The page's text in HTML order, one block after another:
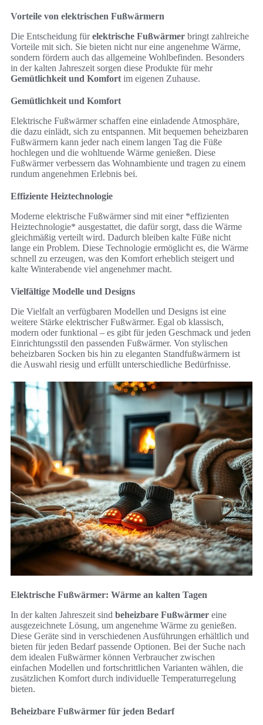
Vorteile von elektrischen Fußwärmern
Die Entscheidung fürelektrische Fußwärmer bringt zahlreiche
Vorteile mit sich. Sie bieten nicht nur eine angenehme Wärme,
sondern fördern auch das allgemeine Wohlbefinden. Besonders
in der kalten Jahreszeit sorgen diese Produkte für mehr
Gemütlichkeit und Komfort im eigenen Zuhause.
Gemütlichkeit und Komfort
Elektrische Fußwärmer schaffen eine einladende Atmosphäre,
die dazu einlädt, sich zu entspannen. Mit bequemen beheizbaren
Fußwärmern kann jeder nach einem langen Tag die Füße
hochlegen und die wohltuende Wärme genießen. Diese
Fußwärmer verbessern das Wohnambiente und tragen zu einem
rundum angenehmen Erlebnis bei.
Effiziente Heiztechnologie
Moderne elektrische Fußwärmer sind mit einer *effizienten
Heiztechnologie* ausgestattet, die dafür sorgt, dass die Wärme
gleichmäßig verteilt wird. Dadurch bleiben kalte Füße nicht
lange ein Problem. Diese Technologie ermöglicht es, die Wärme
schnell zu erzeugen, was den Komfort erheblich steigert und
kalte Winterabende viel angenehmer macht.
Vielfältige Modelle und Designs
Die Vielfalt an verfügbaren Modellen und Designs ist eine
weitere Stärke elektrischer Fußwärmer. Egal ob klassisch,
modern oder funktional – es gibt für jeden Geschmack und jeden
Einrichtungsstil den passenden Fußwärmer. Von stylischen
beheizbaren Socken bis hin zu eleganten Standfußwärmern ist
die Auswahl riesig und erfüllt unterschiedliche Bedürfnisse.
Elektrische Fußwärmer: Wärme an kalten Tagen
In der kalten Jahreszeit sind beheizbare Fußwärmer eine
ausgezeichnete Lösung, um angenehme Wärme zu genießen.
Diese Geräte sind in verschiedenen Ausführungen erhältlich und
bieten für jeden Bedarf passende Optionen. Bei der Suche nach
dem idealen Fußwärmer können Verbraucher zwischen
einfachen Modellen und fortschrittlichen Varianten wählen, die
zusätzlichen Komfort durch individuelle Temperaturregelung
bieten.
Beheizbare Fußwärmer für jeden Bedarf